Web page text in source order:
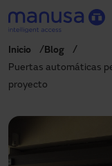
Pasar al contenido
Productos y
Servicios
Prescripción
Inicio
Blog
Puertas automáticas
proyecto